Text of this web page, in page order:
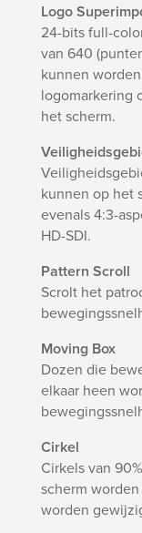
Logo
24-bits full-
van 640
kunnen
logomarkering
het scherm.
kunnen op het
evenals 4:3-
HD-SDI.
Pattern Scroll
Scrolt het
Moving Box
Dozen die
elkaar heen
Cirkel
Cirkels van
scherm
worden